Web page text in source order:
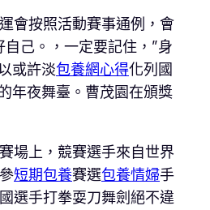
會按照活動賽事通例，會
己。，一定要記住，”身
或許淡包養網心得化列國
年夜舞臺。曹茂園在頒獎
場上，競賽選手來自世界
短期包養賽選包養情婦手
選手打拳耍刀舞劍絕不違